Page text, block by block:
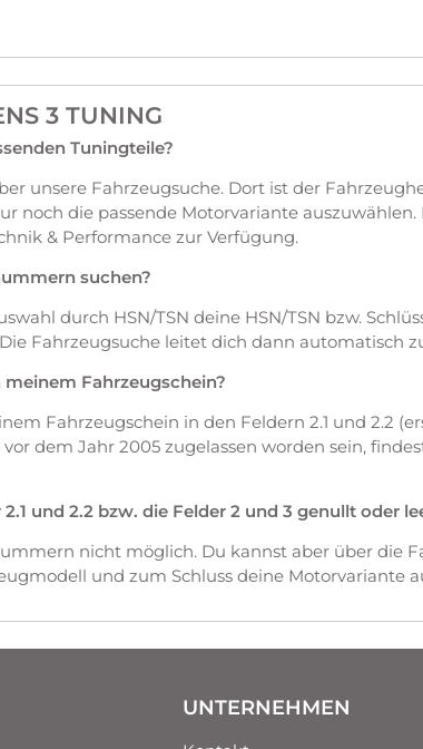
3 TUNING
Tuningteile?
unsere Fahrzeugsuche. Dort ist der
noch die passende Motorvariante
& Performance zur Verfügung.
suchen?
durch HSN/TSN deine HSN/TSN bzw.
Fahrzeugsuche leitet dich dann automatisch
Fahrzeugschein?
Fahrzeugschein in den Feldern 2.1 und 2.2
dem Jahr 2005 zugelassen worden sein,
und 2.2 bzw. die Felder 2 und 3 genullt oder
nicht möglich. Du kannst aber über die
und zum Schluss deine Motorvariante
UNTERNEHMEN